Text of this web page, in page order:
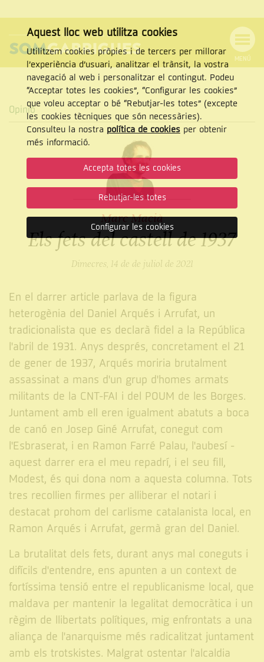
NAVEGACIÓ
MENÚ
Cercar
CERCAR
Opinió
Marc Macià
Els fets del castell de 1937
Dimecres, 14 de de juliol de 2021
En el darrer article parlava de la figura
heterogènia del Daniel Arqués i Arrufat, un
tradicionalista que es declarà fidel a la República
l'abril de 1931. Anys després, concretament el 21
de gener de 1937, Arqués moriria brutalment
assassinat a mans d'un grup d'homes armats
militants de la CNT-FAI i del POUM de les Borges.
Juntament amb ell eren igualment abatuts a boca
de canó en Josep Giné Arrufat, conegut com
l'Esbraserat, i en Ramon Farré Palau, l'aubesí -
aquest darrer era el meu repadrí, i el seu fill,
Modest, és qui dona nom a aquesta columna. Tots
tres recollien firmes per alliberar el notari i
destacat prohom del carlisme catalanista local, en
Ramon Arqués i Arrufat, germà gran del Daniel.
La brutalitat dels fets, durant anys mal coneguts i
difícils d'entendre, ens apunten a un context de
fortíssima tensió entre el republicanisme local, que
maldava per mantenir la legalitat democràtica i un
règim de llibertats polítiques, mig enfrontats a una
aliança de l'anarquisme més radicalitzat juntament
amb els trotskistes. Malgrat ostentar l'alcaldia
Aquest lloc web utilitza cookies
Utilitzem cookies pròpies i de tercers per millorar
l’experiència d’usuari, analitzar el trànsit, la vostra
navegació al web i personalitzar el contingut. Podeu
“Acceptar totes les cookies”, “Configurar les cookies”
que voleu acceptar o bé “Rebutjar-les totes” (excepte
les cookies tècniques que són necessàries).
Consulteu la nostra política de cookiesper obtenir
més informació.
Accepta totes les cookies
Rebutjar-les totes
Configurar les cookies